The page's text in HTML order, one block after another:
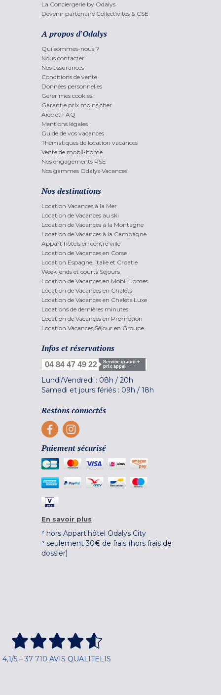
La Conciergerie by Odalys
Devenir partenaire Collectivités & CSE
A propos d'Odalys
Qui sommes-nous ?
Nous contacter
Nos assurances
Conditions de vente
Données personnelles
Gérer mes cookies
Garantie prix moins cher
Aide et FAQ
Mentions légales
Guide de vos vacances
Thématiques de location vacances
Vente de mobil-home
Nos engagements RSE
Nos gammes Odalys Vacances
Nos destinations
Location Vacances à la Mer
Location de Vacances au ski
Location de Vacances à la Montagne
Location de Vacances à la Campagne
Appart'hôtels en centre ville
Location de Vacances en Corse
Location Espagne, Italie et Croatie
Week-ends et courts Séjours
Location de Vacances en Mobil Homes
Location de Vacances en Chalets
Location de Vacances en Chalets Luxe
Locations de dernières minutes
Location de Vacances en Promotion
Location Vacances Séjour en Groupe
Infos et réservations
04 84 47 49 22
Service gratuit +
prix appel
Lundi/Vendredi : 08h / 20h
Samedi et jours fériés : 09h / 18h
Restons connectés
Paiement sécurisé
En savoir plus
² hors Appart'hôtel Odalys City
³ seulement 30€ de frais (hors frais de
dossier)
4,1/5 – 37 710 AVIS QUALITELIS